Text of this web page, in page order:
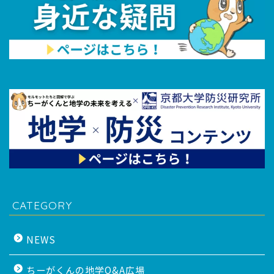
CATEGORY
NEWS
ちーがくんの地学Q&A広場